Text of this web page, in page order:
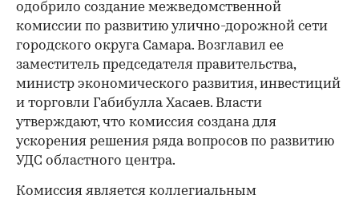
одобрило создание межведомственной
комиссии по развитию улично-дорожной сети
городского округа Самара. Возглавил ее
заместитель председателя правительства,
министр экономического развития, инвестиций
и торговли Габибулла Хасаев. Власти
утверждают, что комиссия создана для
ускорения решения ряда вопросов по развитию
УДС областного центра.
Комиссия является коллегиальным